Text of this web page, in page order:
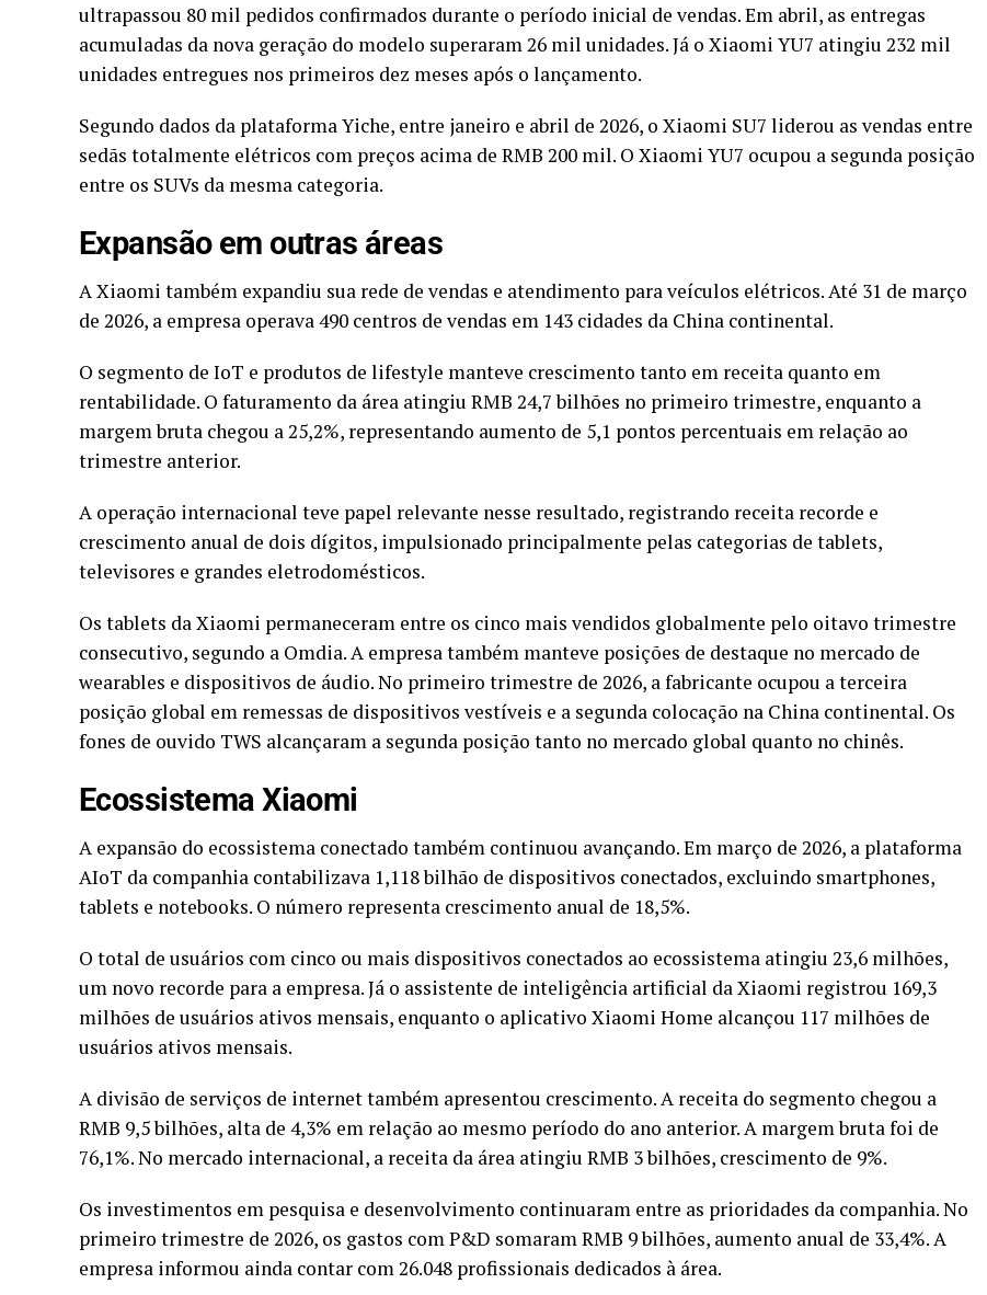
ultrapassou 80 mil pedidos confirmados durante o período inicial de vendas. Em abril, as entregas
acumuladas da nova geração do modelo superaram 26 mil unidades. Já o Xiaomi YU7 atingiu 232 mil
unidades entregues nos primeiros dez meses após o lançamento.
Segundo dados da plataforma Yiche, entre janeiro e abril de 2026, o Xiaomi SU7 liderou as vendas entre
sedãs totalmente elétricos com preços acima de RMB 200 mil. O Xiaomi YU7 ocupou a segunda posição
entre os SUVs da mesma categoria.
Expansão em outras áreas
A Xiaomi também expandiu sua rede de vendas e atendimento para veículos elétricos. Até 31 de março
de 2026, a empresa operava 490 centros de vendas em 143 cidades da China continental.
O segmento de IoT e produtos de lifestyle manteve crescimento tanto em receita quanto em
rentabilidade. O faturamento da área atingiu RMB 24,7 bilhões no primeiro trimestre, enquanto a
margem bruta chegou a 25,2%, representando aumento de 5,1 pontos percentuais em relação ao
trimestre anterior.
A operação internacional teve papel relevante nesse resultado, registrando receita recorde e
crescimento anual de dois dígitos, impulsionado principalmente pelas categorias de tablets,
televisores e grandes eletrodomésticos.
Os tablets da Xiaomi permaneceram entre os cinco mais vendidos globalmente pelo oitavo trimestre
consecutivo, segundo a Omdia. A empresa também manteve posições de destaque no mercado de
wearables e dispositivos de áudio. No primeiro trimestre de 2026, a fabricante ocupou a terceira
posição global em remessas de dispositivos vestíveis e a segunda colocação na China continental. Os
fones de ouvido TWS alcançaram a segunda posição tanto no mercado global quanto no chinês.
Ecossistema Xiaomi
A expansão do ecossistema conectado também continuou avançando. Em março de 2026, a plataforma
AIoT da companhia contabilizava 1,118 bilhão de dispositivos conectados, excluindo smartphones,
tablets e notebooks. O número representa crescimento anual de 18,5%.
O total de usuários com cinco ou mais dispositivos conectados ao ecossistema atingiu 23,6 milhões,
um novo recorde para a empresa. Já o assistente de inteligência artificial da Xiaomi registrou 169,3
milhões de usuários ativos mensais, enquanto o aplicativo Xiaomi Home alcançou 117 milhões de
usuários ativos mensais.
A divisão de serviços de internet também apresentou crescimento. A receita do segmento chegou a
RMB 9,5 bilhões, alta de 4,3% em relação ao mesmo período do ano anterior. A margem bruta foi de
76,1%. No mercado internacional, a receita da área atingiu RMB 3 bilhões, crescimento de 9%.
Os investimentos em pesquisa e desenvolvimento continuaram entre as prioridades da companhia. No
primeiro trimestre de 2026, os gastos com P&D somaram RMB 9 bilhões, aumento anual de 33,4%. A
empresa informou ainda contar com 26.048 profissionais dedicados à área.